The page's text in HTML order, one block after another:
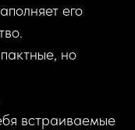
его
но
встраиваемые